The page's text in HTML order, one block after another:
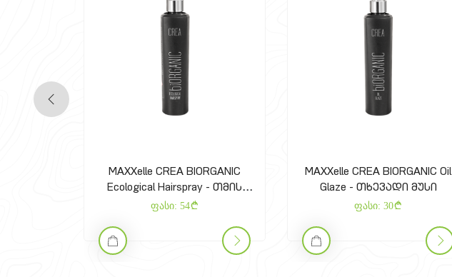
MAXXelle CREA BIORGANIC
Ecological Hairspray - თმის
მოცულობის სპრეი
ფასი: 54
MAXXelle CREA BIORGANIC Oil
Glaze - თხევადი მუსი
ფასი: 30